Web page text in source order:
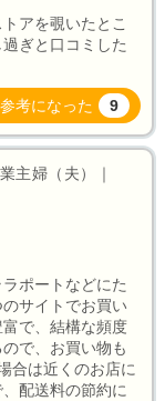
アを覗いたとこ
ぎと口コミした
参考になった 9
主婦（夫）｜
ポートなどにた
サイトでお買い
で、結構な頻度
で、お買い物も
合は近くのお店に
配送料の節約に